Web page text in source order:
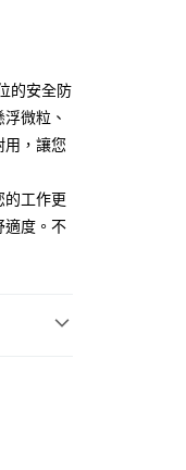
的安全防
微粒、
用，讓您
的工作更
適度。不